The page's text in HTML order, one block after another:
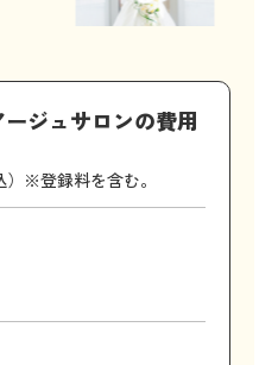
ジュサロンの費用
）※登録料を含む。